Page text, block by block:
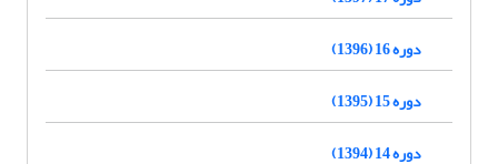
دوره 16 (1396)
دوره 15 (1395)
دوره 14 (1394)